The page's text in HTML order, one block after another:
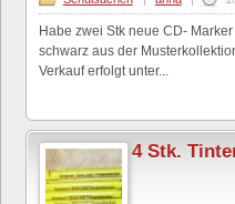
Habe zwei Stk neue CD-
schwarz aus der
Verkauf erfolgt unter...
4 Stk.